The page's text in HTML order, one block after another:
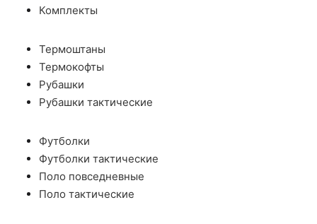
Комплекты
Термоштаны
Термокофты
Рубашки
Рубашки тактические
Футболки
Футболки тактические
Поло повседневные
Поло тактические